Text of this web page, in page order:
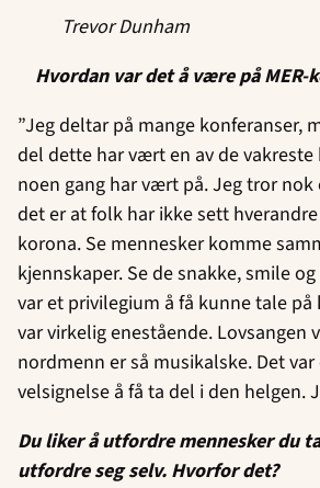
Trevor Dunham
Hvordan var det å være på MER-
”Jeg deltar på mange konferanser,
del dette har vært en av de vakreste
noen gang har vært på. Jeg tror nok
det er at folk har ikke sett
korona. Se mennesker komme
kjennskaper. Se de snakke, smile
var et privilegium å få kunne tale
var virkelig enestående. Lovsangen
nordmenn er så musikalske. Det
velsignelse å få ta del i den helgen.
Du liker å utfordre mennesker du
utfordre seg selv. Hvorfor det?